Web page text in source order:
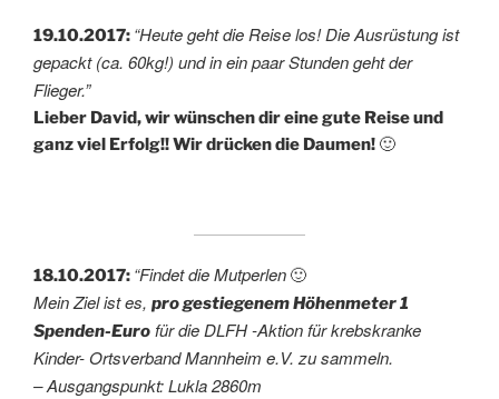
19.10.2017: “Heute geht die Reise los! Die Ausrüstung ist
gepackt (ca. 60kg!) und in ein paar Stunden geht der
Flieger.”
Lieber David, wir wünschen dir eine gute Reise und
ganz viel Erfolg!! Wir drücken die Daumen! 🙂
18.10.2017: “Findet die Mutperlen 🙂
Mein Ziel ist es, pro gestiegenem Höhenmeter 1
Spenden-Euro für die DLFH -Aktion für krebskranke
Kinder- Ortsverband Mannheim e.V. zu sammeln.
– Ausgangspunkt: Lukla 2860m